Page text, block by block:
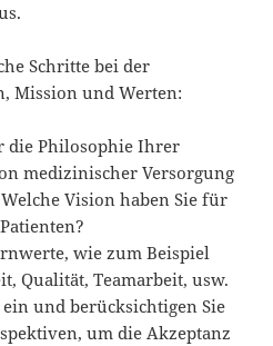
Schritte bei der
Mission und Werten:
die Philosophie Ihrer
medizinischer Versorgung
Vision haben Sie für
wie zum Beispiel
Qualität, Teamarbeit, usw.
und berücksichtigen Sie
um die Akzeptanz